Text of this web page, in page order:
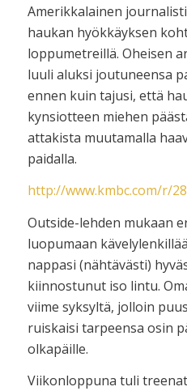
Amerikkalainen
haukan hyökkäyksen
loppumetreillä. Oheisen
luuli aluksi joutuneensa
ennen kuin tajusi, että
kynsiotteen miehen
attakista muutamalla
paidalla.
http://www.kmbc.com/r/
Outside-lehden mukaan
luopumaan
nappasi (nähtävästi)
kiinnostunut iso lintu.
viime syksyltä, jolloin
ruiskaisi tarpeensa osin
olkapäille.
Viikonloppuna tuli